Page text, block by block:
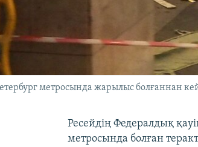
метросында жарылыс болғаннан
Ресейдің Федералдық
метросында болған